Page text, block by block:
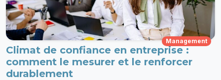
Management
Climat de confiance en entreprise :
comment le mesurer et le renforcer
durablement